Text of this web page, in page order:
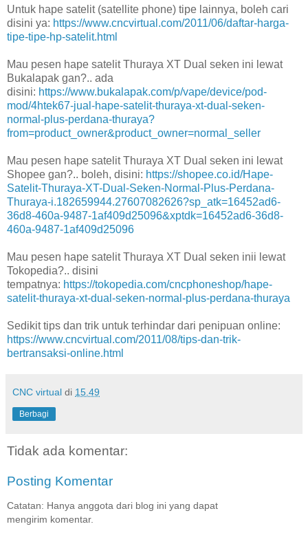
Untuk hape satelit (satellite phone) tipe lainnya, boleh cari
disini ya: https://www.cncvirtual.com/2011/06/daftar-harga-
tipe-tipe-hp-satelit.html
Mau pesen hape satelit Thuraya XT Dual seken ini lewat
Bukalapak gan?.. ada
disini: https://www.bukalapak.com/p/vape/device/pod-
mod/4htek67-jual-hape-satelit-thuraya-xt-dual-seken-
normal-plus-perdana-thuraya?
from=product_owner&product_owner=normal_seller
Mau pesen hape satelit Thuraya XT Dual seken ini lewat
Shopee gan?.. boleh, disini: https://shopee.co.id/Hape-
Satelit-Thuraya-XT-Dual-Seken-Normal-Plus-Perdana-
Thuraya-i.182659944.27607082626?sp_atk=16452ad6-
36d8-460a-9487-1af409d25096&xptdk=16452ad6-36d8-
460a-9487-1af409d25096
Mau pesen hape satelit Thuraya XT Dual seken inii lewat
Tokopedia?.. disini
tempatnya: https://tokopedia.com/cncphoneshop/hape-
satelit-thuraya-xt-dual-seken-normal-plus-perdana-thuraya
Sedikit tips dan trik untuk terhindar dari penipuan online:
https://www.cncvirtual.com/2011/08/tips-dan-trik-
bertransaksi-online.html
CNC virtual di 15.49
Berbagi
Tidak ada komentar:
Posting Komentar
Catatan: Hanya anggota dari blog ini yang dapat
mengirim komentar.